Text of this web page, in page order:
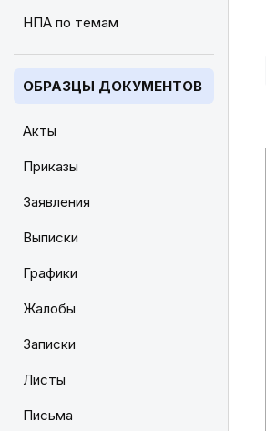
НПА по темам
ОБРАЗЦЫ ДОКУМЕНТОВ
Акты
Приказы
Заявления
Выписки
Графики
Жалобы
Записки
Листы
Письма